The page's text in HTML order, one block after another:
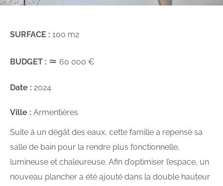
SURFACE : 100 m2
BUDGET : ≃ 60 000 €
Date : 2024
Ville : Armentières
Suite à un dégât des eaux, cette famille a repensé sa
salle de bain pour la rendre plus fonctionnelle,
lumineuse et chaleureuse. Afin d’optimiser l’espace, un
nouveau plancher a été ajouté dans la double hauteur